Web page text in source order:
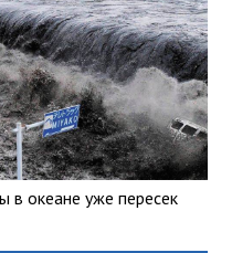
в океане уже пересек